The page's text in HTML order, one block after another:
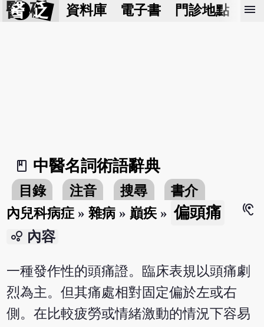
醫 砭 資料庫 電子書 門診地點 預
menu
book_2
中醫名詞術語辭典
目錄 注音 搜尋
書介
內兒科病症 »雜病 »巔疾 » 偏頭痛
hearing
bubble_chart 內容
一種發作性的頭痛證。臨床表規以頭痛劇
烈為主。但其痛處相對固定偏於左或右
側。在比較疲勞或情緒激動的情況下容易